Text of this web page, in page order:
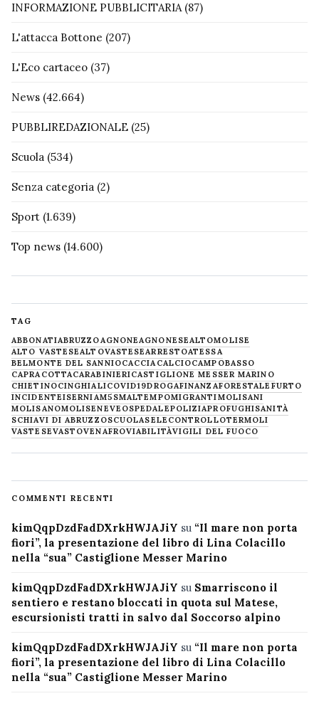
INFORMAZIONE PUBBLICITARIA(87)
L'attacca Bottone (207)
L'Eco cartaceo (37)
News (42.664)
PUBBLIREDAZIONALE (25)
Scuola (534)
Senza categoria (2)
Sport (1.639)
Top news (14.600)
TAG
ABBONATIABRUZZOAGNONEAGNONESEALTOMOLISE
ALTO VASTESEALTOVASTESEARRESTOATESSA
BELMONTE DEL SANNIOCACCIACALCIOCAMPOBASSO
CAPRACOTTACARABINIERICASTIGLIONE MESSER MARINO
CHIETINOCINGHIALICOVID19DROGAFINANZAFORESTALE FURTO
INCIDENTEISERNIAM5SMALTEMPOMIGRANTIMOLISANI
MOLISANOMOLISENEVE OSPEDALEPOLIZIAPROFUGHISANITÀ
SCHIAVI DI ABRUZZOSCUOLASELECONTROLLOTERMOLI
VASTESEVASTOVENAFROVIABILITÀVIGILI DEL FUOCO
COMMENTI RECENTI
kimQqpDzdFadDXrkHWJAJiY su “Il mare non porta
fiori”, la presentazione del libro di Lina Colacillo
nella “sua” Castiglione Messer Marino
kimQqpDzdFadDXrkHWJAJiY su Smarriscono il
sentiero e restano bloccati in quota sul Matese,
escursionisti tratti in salvo dal Soccorso alpino
kimQqpDzdFadDXrkHWJAJiY su “Il mare non porta
fiori”, la presentazione del libro di Lina Colacillo
nella “sua” Castiglione Messer Marino